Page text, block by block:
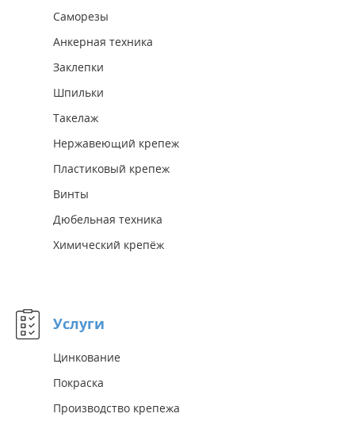
Саморезы
Анкерная техника
Заклепки
Шпильки
Такелаж
Нержавеющий крепеж
Пластиковый крепеж
Винты
Дюбельная техника
Химический крепёж
Услуги
Цинкование
Покраска
Производство крепежа